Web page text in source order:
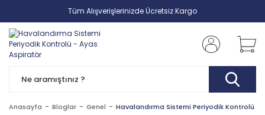
Tüm Alışverişlerinizde Ücretsiz Kargo
Anasayfa Bloglar Genel Havalandırma Sistemi Periyodik Kontrolü